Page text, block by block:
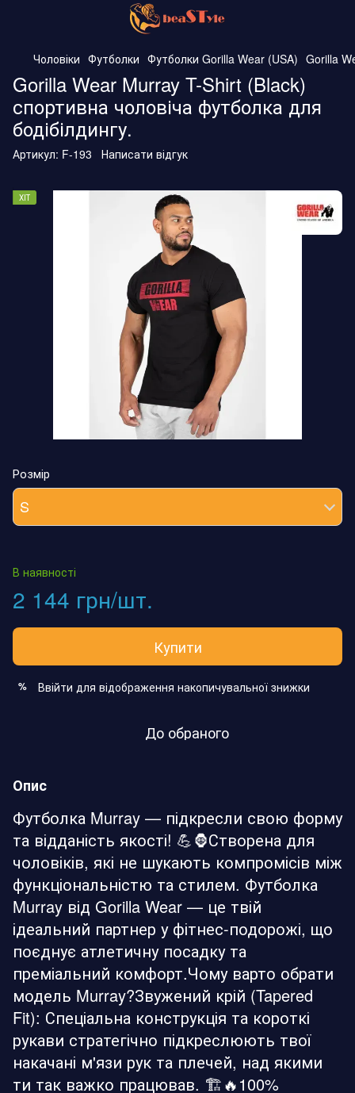
Чоловіки Футболки Футболки Gorilla Wear (USA) Gorilla
Gorilla Wear Murray T-Shirt (Black)
спортивна чоловіча футболка для
бодібілдингу.
Артикул: F-193 Написати відгук
ХІТ
Розмір
S
В наявності
2 144 грн/шт.
Купити
% Ввійти для відображення накопичувальної знижки
До обраного
Опис
Футболка Murray — підкресли свою форму
та відданість якості! 💪🦍Створена для
чоловіків, які не шукають компромісів між
функціональністю та стилем. Футболка
Murray від Gorilla Wear — це твій
ідеальний партнер у фітнес-подорожі, що
поєднує атлетичну посадку та
преміальний комфорт.Чому варто обрати
модель Murray?Звужений крій (Tapered
Fit): Спеціальна конструкція та короткі
рукави стратегічно підкреслюють твої
накачані м'язи рук та плечей, над якими
ти так важко працював. 🏗️🔥100%